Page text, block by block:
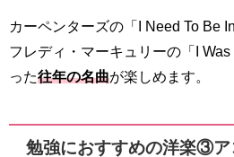
カーペンターズの「I Need To Be
フレディ・マーキュリーの「I
った往年の名曲が楽しめます。
勉強におすすめの洋楽③ア